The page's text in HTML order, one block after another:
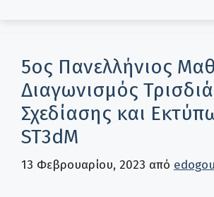
5ος Πανελλήνιος
Διαγωνισμός
Σχεδίασης και
ST3dM
13 Φεβρουαρίου, 2023 από